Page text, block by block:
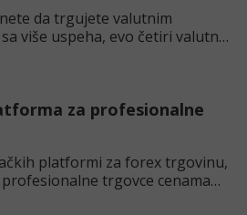
da trgujete valutnim
više uspeha, evo četiri valutna
za profesionalne
platformi za forex trgovinu,
trgovce cenama